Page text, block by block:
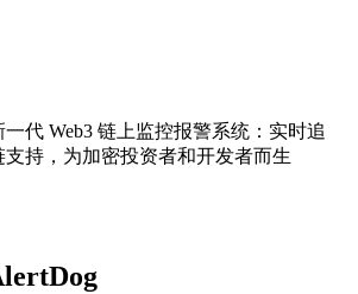
代 Web3 链上监控报警系统：实时追
持，为加密投资者和开发者而生